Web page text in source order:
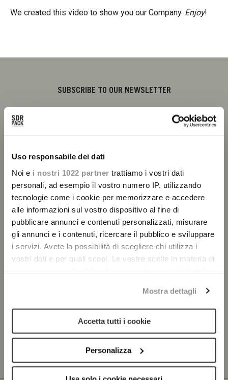
Uso responsabile dei dati
Noi e i nostri 1022 partner trattiamo i vostri dati
personali, ad esempio il vostro numero IP, utilizzando
tecnologie come i cookie per memorizzare e accedere
alle informazioni sul vostro dispositivo al fine di
pubblicare annunci e contenuti personalizzati, misurare
gli annunci e i contenuti, ricercare il pubblico e sviluppare
i servizi. Avete la possibilità di scegliere chi utilizza i
vostri dati e per quali scopi. Le vostre scelte in materia di
privacy sono applicabili solo su questa proprietà digitale
modificare o revocare il proprio consenso in qualsiasi
momento dalla Dichiarazione sui cookie o facendo clic
sull'icona di attivazione della privacy.
Mostra dettagli
Accetta tutti i cookie
Personalizza
We created this video to show you our Company. Enjoy!
SUBSCRIBE TO OUR NEWSLETTER
Name
Surname
Email
Letta l’Informativa privacy, aderisco alla newsletter
Privacy policy